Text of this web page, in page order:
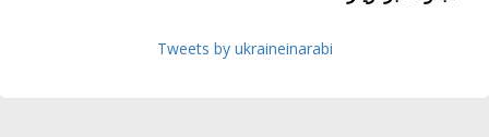
Tweets by ukraineinarabi